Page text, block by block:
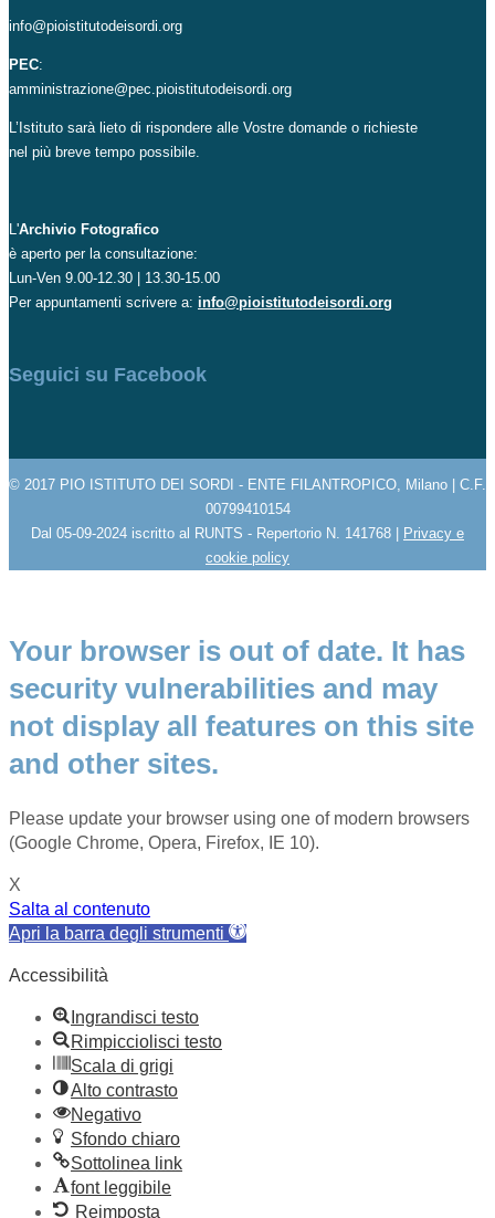
info@pioistitutodeisordi.org
PEC:
amministrazione@pec.pioistitutodeisordi.org
L’Istituto sarà lieto di rispondere alle Vostre domande o richieste
nel più breve tempo possibile.
L'Archivio Fotografico
è aperto per la consultazione:
Lun-Ven 9.00-12.30 | 13.30-15.00
Per appuntamenti scrivere a: info@pioistitutodeisordi.org
Seguici su Facebook
© 2017 PIO ISTITUTO DEI SORDI - ENTE FILANTROPICO, Milano | C.F.
00799410154
Dal 05-09-2024 iscritto al RUNTS - Repertorio N. 141768 | Privacy e
cookie policy
Your browser is out of date. It has
security vulnerabilities and may
not display all features on this site
and other sites.
Please update your browser using one of modern browsers
(Google Chrome, Opera, Firefox, IE 10).
X
Salta al contenuto
Apri la barra degli strumenti
Accessibilità
Ingrandisci testo
Rimpicciolisci testo
Scala di grigi
Alto contrasto
Negativo
Sfondo chiaro
Sottolinea link
font leggibile
Reimposta